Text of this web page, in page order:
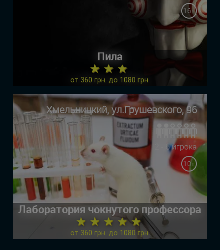
16+
Пила
★ ★ ★
от 360 грн. до 1080 грн.
Хмельницкий, ул.Грушевского, 96
2 - 6 игрока
10+
Лаборатория чокнутого профессора
★ ★ ★ ★ ★
от 360 грн. до 1080 грн.